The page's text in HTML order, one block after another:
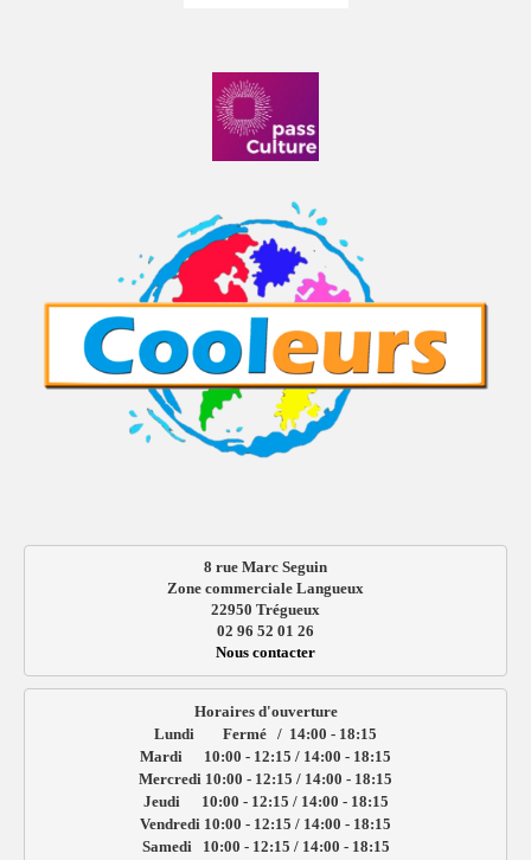
8 rue Marc Seguin
Zone commerciale Langueux
22950 Trégueux
02 96 52 01 26
Nous contacter
Horaires d'ouverture
Lundi        Fermé   /  14:00 - 18:15
Mardi      10:00 - 12:15 / 14:00 - 18:15
Mercredi 10:00 - 12:15 / 14:00 - 18:15
Jeudi      10:00 - 12:15 / 14:00 - 18:15
Vendredi 10:00 - 12:15 / 14:00 - 18:15
Samedi   10:00 - 12:15 / 14:00 - 18:15